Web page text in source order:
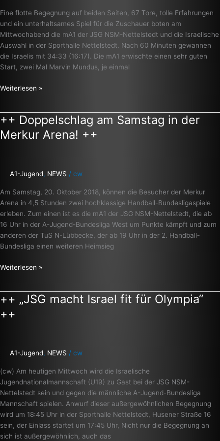
Eine flotte Begegnung auf beiden Seiten, 67 Tore, tolle Erfahrungen
und ein unterhaltsames Spiel für die Zuschauer boten am
Mittwochabend die mA1 der JSG NSM-Nettelstedt und die Israelische
Auswahl in der Sporthalle Nettelstedt. Nach 60 Minuten gewannen
die Israelis mit 34:33 (16:17). Die mA1 erwischte einen sehr guten
Start, zwei Mal Marvin Mundus, je einmal
33:34
++
Weiterlesen »
++ Doppelschlag am Samstag in der
Merkur Arena! ++
A1-Jugend, NEWS / cw
Am Samstag, 20. Oktober 2018, können die Besucher der Merkur
Arena in 4,5 Stunden zwei hochklassige Handball-Bundesligaspiele
erleben. Zum einen ist es die mA1 der JSG NSM-Nettelstedt, die ab
16 Uhr in der A-Jugend-Bundesliga West um Punkte kämpft und zum
anderen der TuS N-Lübbecke, der ab 19 Uhr in der 2. Handball-
Bundesliga einen weiteren Heimsieg
++
Doppelschlag
am
Arena!
++
Weiterlesen »
++ „JSG macht Israel fit für Olympia“
++
A1-Jugend, NEWS / cw
(cw) Am heutigen Mittwoch wird die Israelische
Jugendnationalmannschaft (U19) zu Gast bei der JSG NSM-
Nettelstedt sein und gegen die männliche A-Jugend-Bundesliga
Mannschaft spielen. Anwurf dieser außergewöhnlichen Begegnung
wird um 18:45 Uhr in der Sporthalle Nettelstedt, Husener Straße 16
sein, der Einlass startet um 17:45 Uhr, Nicht nur die Begegnung an
sich ist außergewöhnlich, auch das
++
macht
++